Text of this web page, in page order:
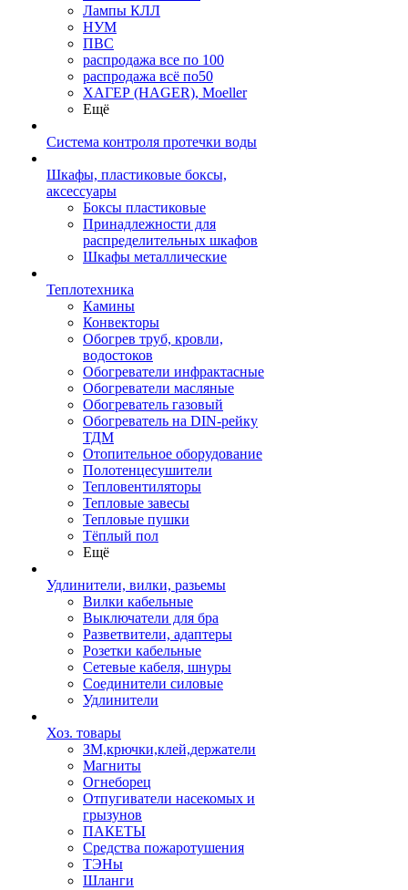
Лампы КЛЛ
НУМ
ПВС
распродажа все по 100
распродажа всё по50
ХАГЕР (HAGER), Moeller
Ещё
Система контроля протечки воды
Шкафы, пластиковые боксы,
аксессуары
Боксы пластиковые
Принадлежности для
распределительных шкафов
Шкафы металлические
Теплотехника
Камины
Конвекторы
Обогрев труб, кровли,
водостоков
Обогреватели инфрактасные
Обогреватели масляные
Обогреватель газовый
Обогреватель на DIN-рейку
ТДМ
Отопительное оборудование
Полотенцесушители
Тепловентиляторы
Тепловые завесы
Тепловые пушки
Тёплый пол
Ещё
Удлинители, вилки, разьемы
Вилки кабельные
Выключатели для бра
Разветвители, адаптеры
Розетки кабельные
Сетевые кабеля, шнуры
Соединители силовые
Удлинители
Хоз. товары
ЗМ,крючки,клей,держатели
Магниты
Огнеборец
Отпугиватели насекомых и
грызунов
ПАКЕТЫ
Средства пожаротушения
ТЭНы
Шланги